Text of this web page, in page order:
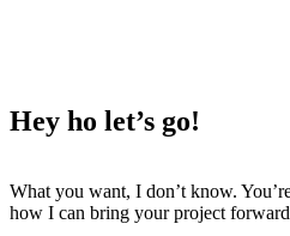
Hey ho let’s go!
What you want, I don’t know.
how I can bring your project